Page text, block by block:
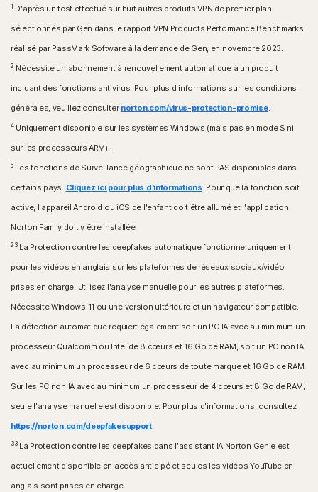
Microsoft Edge pour Windows
1 D'après un test effectué sur huit autres produits VPN de premier plan
sélectionnés par Gen dans le rapport VPN Products Performance Benchmarks
réalisé par PassMark Software à la demande de Gen, en novembre 2023.
2 Nécessite un abonnement à renouvellement automatique à un produit
incluant des fonctions antivirus. Pour plus d'informations sur les conditions
générales, veuillez consulter norton.com/virus-protection-promise.
4Uniquement disponible sur les systèmes Windows (mais pas en mode S ni
sur les processeurs ARM).
6Les fonctions de Surveillance géographique ne sont PAS disponibles dans
certains pays. Cliquez ici pour plus d'informations. Pour que la fonction soit
active, l'appareil Android ou iOS de l'enfant doit être allumé et l'application
Norton Family doit y être installée.
23La Protection contre les deepfakes automatique fonctionne uniquement
pour les vidéos en anglais sur les plateformes de réseaux sociaux/vidéo
prises en charge. Utilisez l'analyse manuelle pour les autres plateformes.
Nécessite Windows 11 ou une version ultérieure et un navigateur compatible.
La détection automatique requiert également soit un PC IA avec au minimum un
processeur Qualcomm ou Intel de 8 cœurs et 16 Go de RAM, soit un PC non IA
avec au minimum un processeur de 6 cœurs de toute marque et 16 Go de RAM.
Sur les PC non IA avec au minimum un processeur de 4 cœurs et 8 Go de RAM,
seule l'analyse manuelle est disponible. Pour plus d'informations, consultez
https://norton.com/deepfakesupport.
33La Protection contre les deepfakes dans l'assistant IA Norton Genie est
actuellement disponible en accès anticipé et seules les vidéos YouTube en
anglais sont prises en charge.